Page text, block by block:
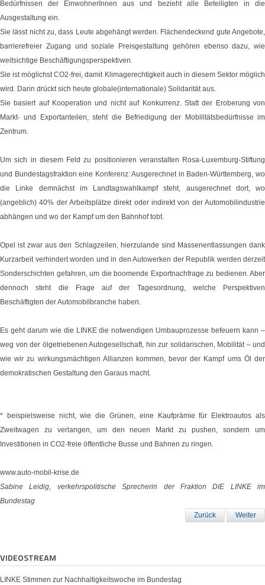
Bedürfnissen der EinwohnerInnen aus und bezieht alle Beteiligten in die
Ausgestaltung ein.
Sie lässt nicht zu, dass Leute abgehängt werden. Flächendeckend gute Angebote,
barrierefreier Zugang und soziale Preisgestaltung gehören ebenso dazu, wie
weitsichtige Beschäftigungsperspektiven.
Sie ist möglichst CO2-frei, damit Klimagerechtigkeit auch in diesem Sektor möglich
wird. Darin drückt sich heute globale(internationale) Solidarität aus.
Sie basiert auf Kooperation und nicht auf Konkurrenz. Statt der Eroberung von
Markt- und Exportanteilen, steht die Befriedigung der Mobilitätsbedürfnisse im
Zentrum.
Um sich in diesem Feld zu positionieren veranstalten Rosa-Luxemburg-Stiftung
und Bundestagsfraktion eine Konferenz: Ausgerechnet in Baden-Württemberg, wo
die Linke demnächst im Landtagswahlkampf steht, ausgerechnet dort, wo
(angeblich) 40% der Arbeitsplätze direkt oder indirekt von der Automobilindustrie
abhängen und wo der Kampf um den Bahnhof tobt.
Opel ist zwar aus den Schlagzeilen, hierzulande sind Massenentlassungen dank
Kurzarbeit verhindert worden und in den Autowerken der Republik werden derzeit
Sonderschichten gefahren, um die boomende Exportnachfrage zu bedienen. Aber
dennoch steht die Frage auf der Tagesordnung, welche Perspektiven
Beschäftigten der Automobilbranche haben.
Es geht darum wie die LINKE die notwendigen Umbauprozesse befeuern kann –
weg von der ölgetriebenen Autogesellschaft, hin zur solidarischen, Mobilität – und
wie wir zu wirkungsmächtigen Allianzen kommen, bevor der Kampf ums Öl der
demokratischen Gestaltung den Garaus macht.
* beispielsweise nicht, wie die Grünen, eine Kaufprämie für Elektroautos als
Zweitwagen zu verlangen, um den neuen Markt zu pushen, sondern um
Investitionen in CO2-freie öffentliche Busse und Bahnen zu ringen.
www.auto-mobil-krise.de
Sabine Leidig, verkehrspolitische Sprecherin der Fraktion DIE LINKE im
Bundestag
Zurück
Weiter
VIDEOSTREAM
LINKE Stimmen zur Nachhaltigkeitswoche im Bundestag